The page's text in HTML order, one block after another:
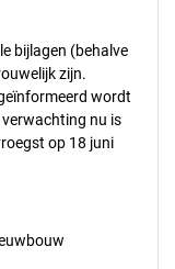
bijlagen (behalve
zijn.
wordt
nu is
op 18 juni